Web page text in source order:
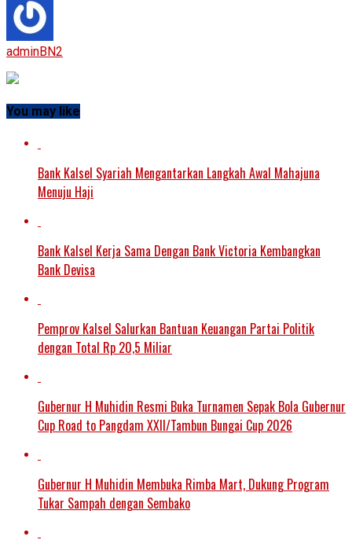
adminBN2
You may like
Bank Kalsel Syariah Mengantarkan Langkah Awal Mahajuna
Menuju Haji
Bank Kalsel Kerja Sama Dengan Bank Victoria Kembangkan
Bank Devisa
Pemprov Kalsel Salurkan Bantuan Keuangan Partai Politik
dengan Total Rp 20,5 Miliar
Gubernur H Muhidin Resmi Buka Turnamen Sepak Bola Gubernur
Cup Road to Pangdam XXII/Tambun Bungai Cup 2026
Gubernur H Muhidin Membuka Rimba Mart, Dukung Program
Tukar Sampah dengan Sembako